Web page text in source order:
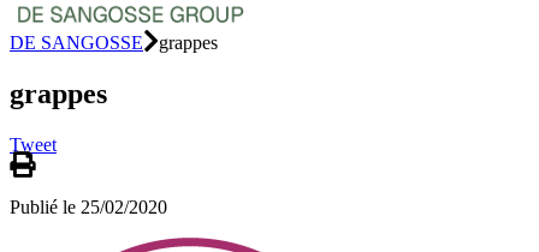
DE SANGOSSE grappes
grappes
Tweet
Publié le 25/02/2020